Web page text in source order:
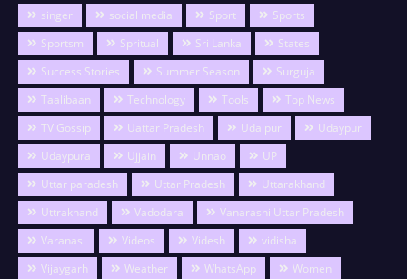
singer
social media Sport
Sports
Sportsm
Spritual Sri Lanka
States
Success Stories
Summer Season
Surguja
Taalibaan
Technology Tools
Top News
TV Gossip
Uattar Pradesh Udaipur
Udaypur
Udaypura
Ujjain Unnao
UP
Uttar paradesh
Uttar Pradesh
Uttarakhand
Uttrakhand
Vadodara
Vanarashi Uttar Pradesh
Varanasi
Videos Videsh
vidisha
Vijaygarh
Weather WhatsApp
Women